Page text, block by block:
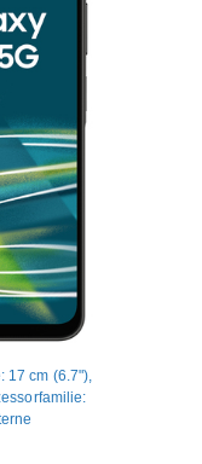
17 cm (6.7"),
(numerisch):